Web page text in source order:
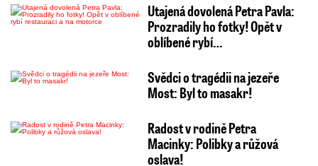
Utajená dovolená Petra Pavla:
Prozradily ho fotky! Opět v
oblíbené rybí…
Svědci o tragédii na jezeře
Most: Byl to masakr!
Radost v rodině Petra
Macinky: Polibky a růžová
oslava!